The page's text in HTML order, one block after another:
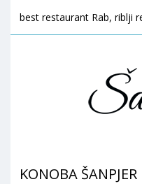
best restaurant Rab, riblji
KONOBA ŠANPJER